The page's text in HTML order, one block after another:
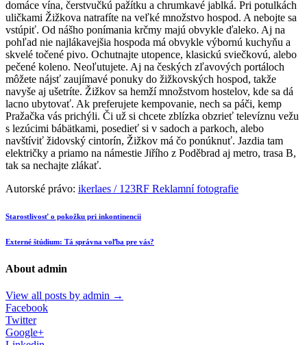
domáce vína, čerstvučkú pažítku a chrumkavé jablká. Pri potulkách
uličkami Žižkova natrafíte na veľké množstvo hospod. A nebojte sa
vstúpiť. Od nášho ponímania krčmy majú obvykle ďaleko. Aj na
pohľad nie najlákavejšia hospoda má obvykle výbornú kuchyňu a
skvelé točené pivo. Ochutnajte utopence, klasickú sviečkovú, alebo
pečené koleno. Neoľutujete. Aj na českých zľavových portáloch
môžete nájsť zaujímavé ponuky do žižkovských hospod, takže
navyše aj ušetríte. Žižkov sa hemží množstvom hostelov, kde sa dá
lacno ubytovať. Ak preferujete kempovanie, nech sa páči, kemp
Pražačka vás prichýli. Či už si chcete zblízka obzrieť televíznu vežu
s lezúcimi bábätkami, posedieť si v sadoch a parkoch, alebo
navštíviť židovský cintorín, Žižkov má čo ponúknuť. Jazdia tam
električky a priamo na námestie Jiřího z Poděbrad aj metro, trasa B,
tak sa nechajte zlákať.
Autorské právo: ikerlaes / 123RF Reklamní fotografie
Starostlivosť o pokožku pri inkontinencii
Externé štúdium: Tá správna voľba pre vás?
About admin
View all posts by admin →
Facebook
Twitter
Google+